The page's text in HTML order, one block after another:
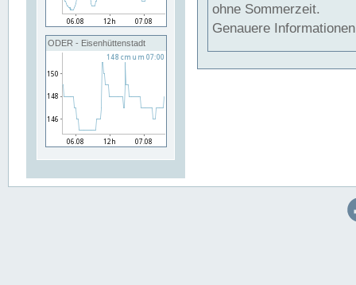
ODER - Eisenhüttenstadt
ohne Sommerzeit.
Genauere